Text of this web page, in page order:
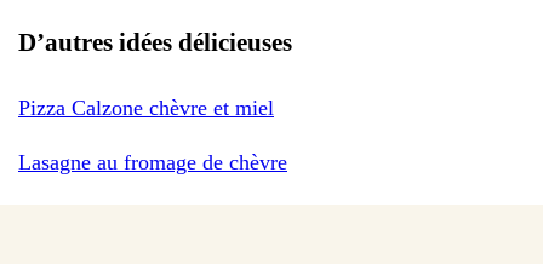
D’autres idées délicieuses
Pizza Calzone chèvre et miel
Lasagne au fromage de chèvre